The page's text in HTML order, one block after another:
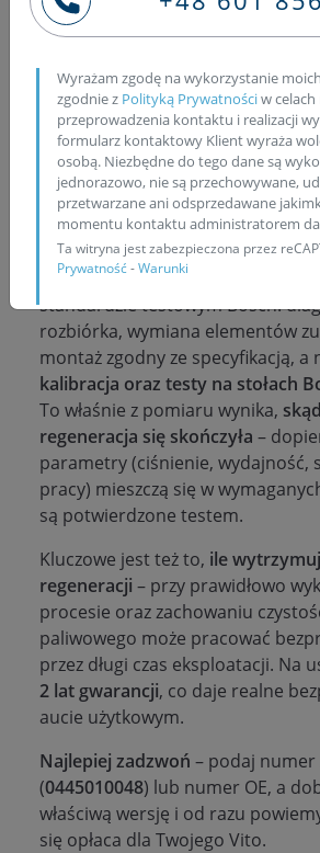
nienaturalna, a układ traci
kosztuje regeneracja pompy
dieslaoraz czy lepiej wybrać
na wymianę czy nową.
U nas dobierzesz rozwiązanie
budżetu:regeneracja pompy
pompa na wymianęalbonowa
sprzedaży– zawsze w bardzo
doborem po numerze.
standardzie testowym Bosch:
rozbiórka, wymiana elementów
montaż zgodny ze specyfikacją, a
kalibracja oraz testy na stołach
To właśnie z pomiaru wynika,
regeneracja się skończyła –
parametry (ciśnienie, wydajność,
pracy) mieszczą się w
są potwierdzone testem.
Kluczowe jest też to, ile
regeneracji – przy prawidłowo
procesie oraz zachowaniu
paliwowego może pracować
przez długi czas eksploatacji. Na
2 lat gwarancji, co daje realne
aucie użytkowym.
Najlepiej zadzwoń – podaj numer
(0445010048) lub numer OE, a
właściwą wersję i od razu
się opłaca dla Twojego Vito.
Wyrażam zgodę na wykorzystanie
zgodnie z Polityką Prywatnościw
przeprowadzenia kontaktu i realizacji
formularz kontaktowy Klient wyraża
osobą. Niezbędne do tego dane są
jednorazowo, nie są przechowywane,
przetwarzane ani odsprzedawane
momentu kontaktu administratorem
Ta witryna jest zabezpieczona przez
Prywatność-Warunki